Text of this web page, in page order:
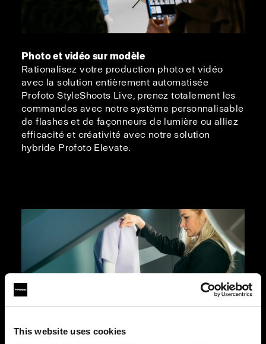
This website uses cookies
Photo et vidéo sur modèle
Rationalisez votre production photo et vidéo
avec la solution entièrement automatisée
Profoto StyleShoots Live, prenez totalement les
commandes avec notre système personnalisable
de flashes et de façonneurs de lumière ou alliez
efficacité et créativité avec notre solution
hybride Profoto Elevate.